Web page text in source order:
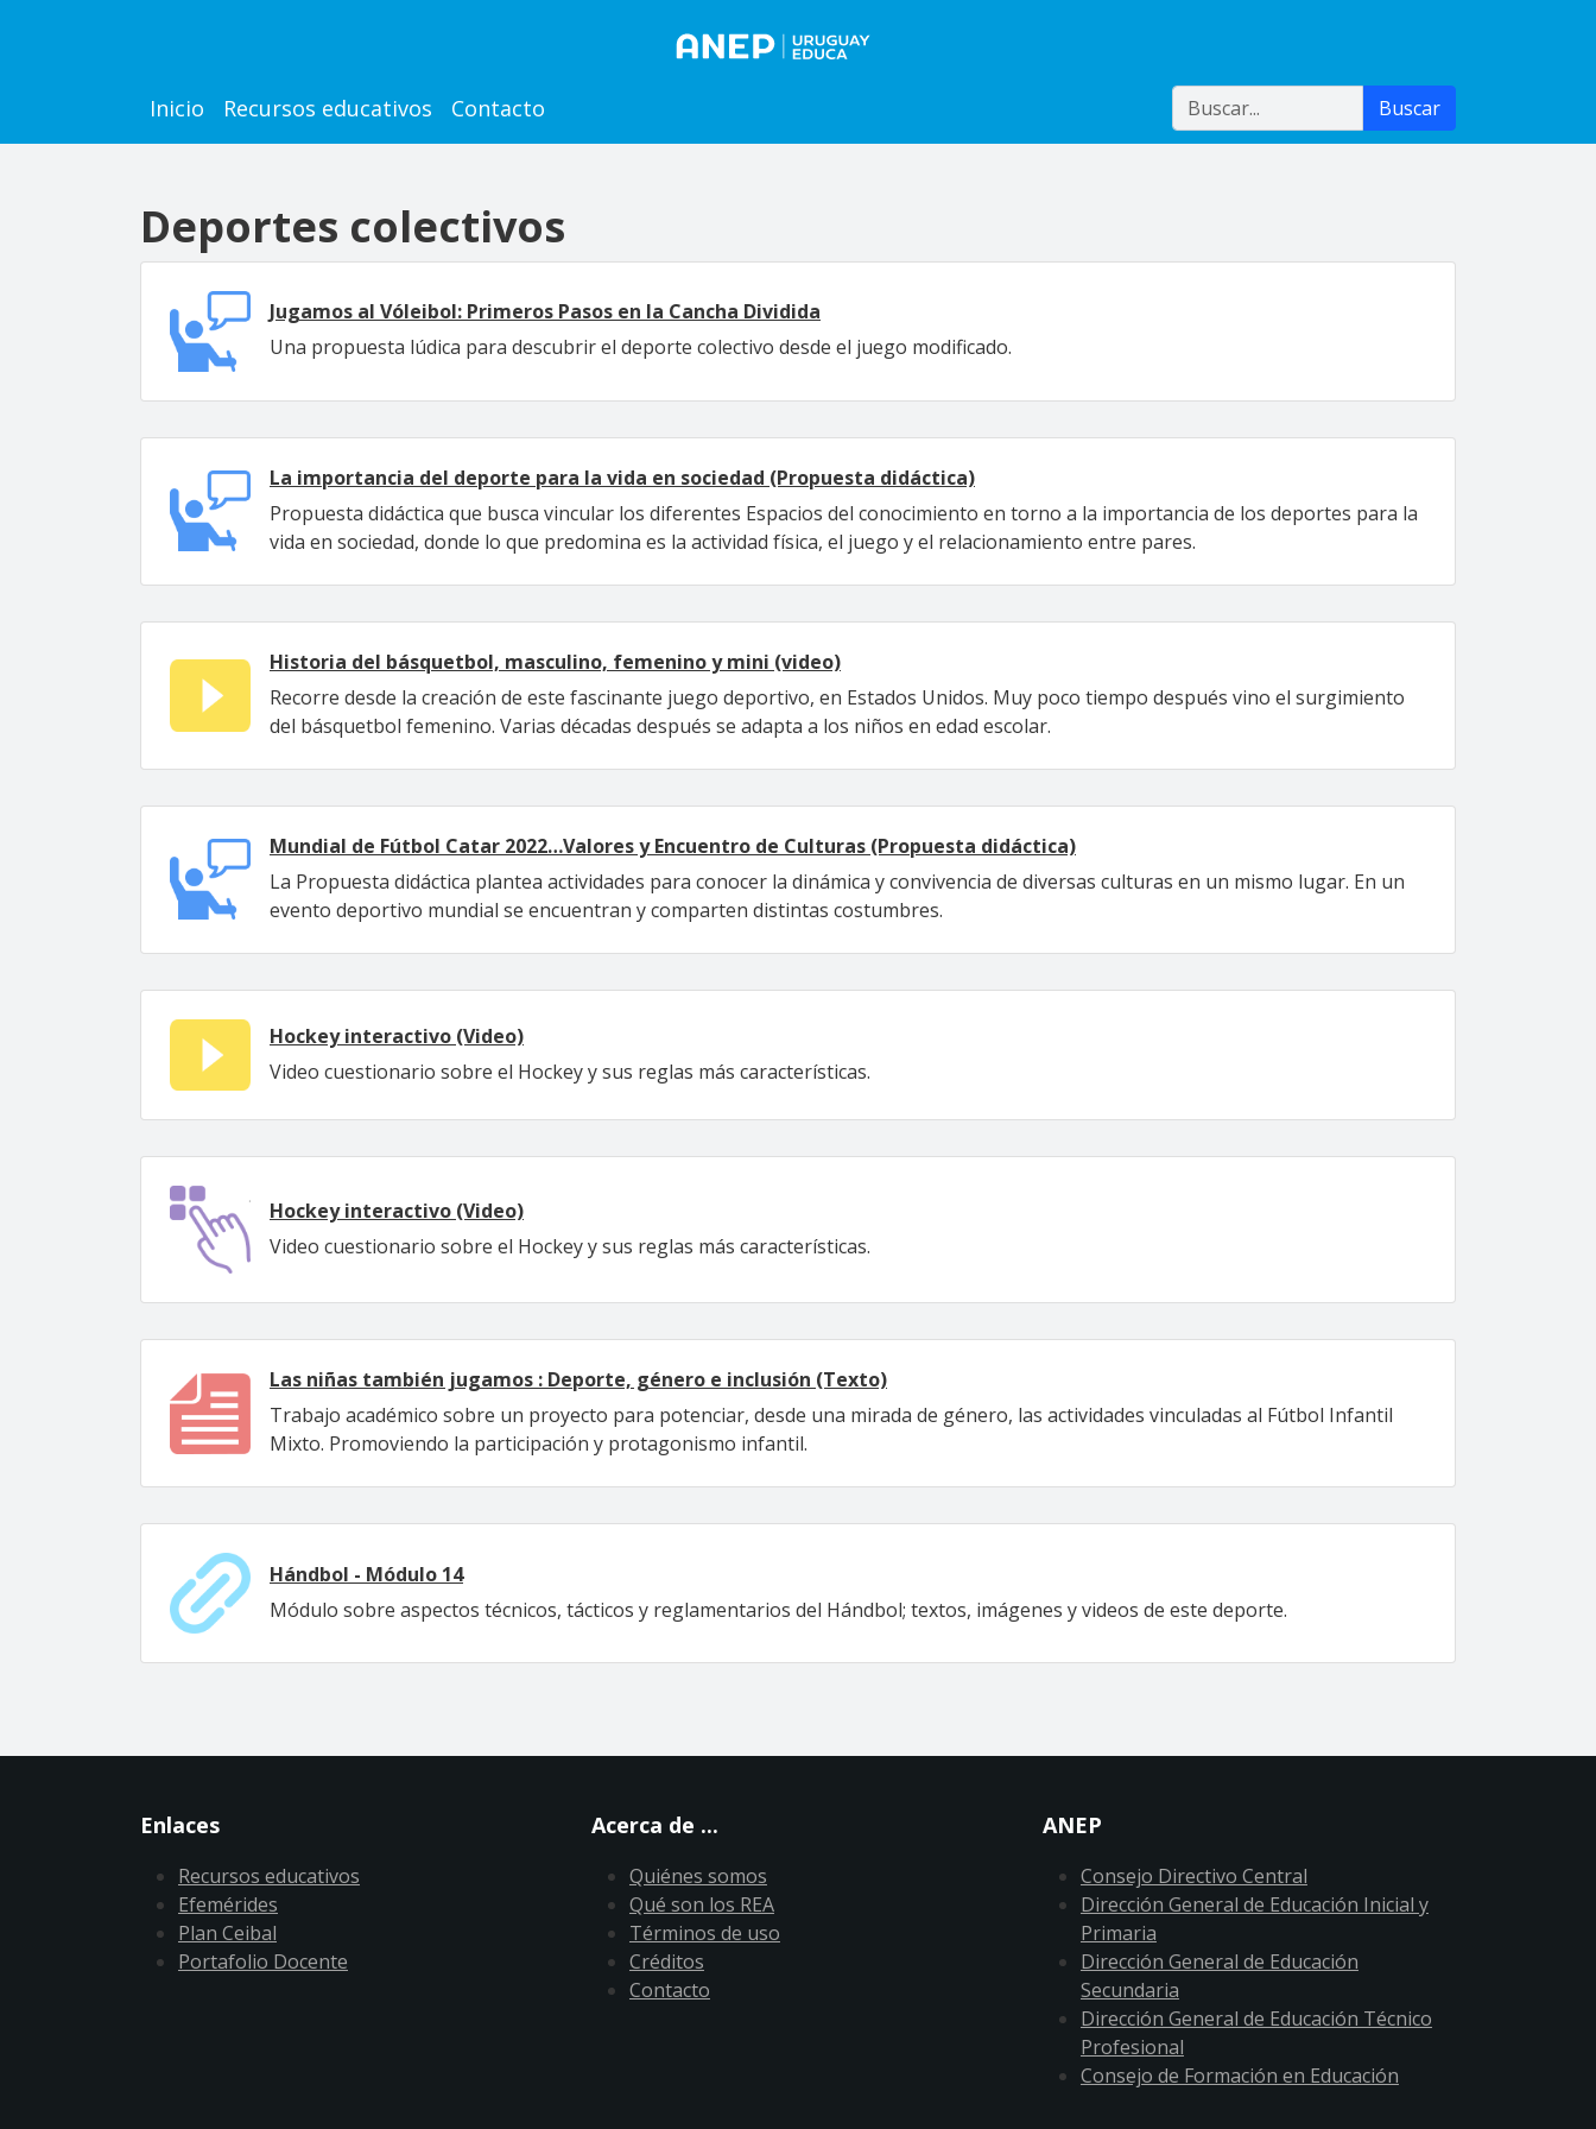
Main navigation
Inicio Recursos educativos Contacto Buscar Buscar
Deportes colectivos
Jugamos al Vóleibol: Primeros Pasos en la Cancha Dividida
Una propuesta lúdica para descubrir el deporte colectivo desde el juego modificado.
La importancia del deporte para la vida en sociedad (Propuesta didáctica)
Propuesta didáctica que busca vincular los diferentes Espacios del conocimiento en torno a la importancia de los deportes para la
vida en sociedad, donde lo que predomina es la actividad física, el juego y el relacionamiento entre pares.
Historia del básquetbol, masculino, femenino y mini (video)
Recorre desde la creación de este fascinante juego deportivo, en Estados Unidos. Muy poco tiempo después vino el surgimiento
del básquetbol femenino. Varias décadas después se adapta a los niños en edad escolar.
Mundial de Fútbol Catar 2022…Valores y Encuentro de Culturas (Propuesta didáctica)
La Propuesta didáctica plantea actividades para conocer la dinámica y convivencia de diversas culturas en un mismo lugar. En un
evento deportivo mundial se encuentran y comparten distintas costumbres.
Hockey interactivo (Video)
Video cuestionario sobre el Hockey y sus reglas más características.
Hockey interactivo (Video)
Video cuestionario sobre el Hockey y sus reglas más características.
Las niñas también jugamos : Deporte, género e inclusión (Texto)
Trabajo académico sobre un proyecto para potenciar, desde una mirada de género, las actividades vinculadas al Fútbol Infantil
Mixto. Promoviendo la participación y protagonismo infantil.
Hándbol - Módulo 14
Módulo sobre aspectos técnicos, tácticos y reglamentarios del Hándbol; textos, imágenes y videos de este deporte.
Enlaces
Recursos educativos
Efemérides
Plan Ceibal
Portafolio Docente
Acerca de ...
Quiénes somos
Qué son los REA
Términos de uso
Créditos
Contacto
ANEP
Consejo Directivo Central
Dirección General de Educación Inicial y
Primaria
Dirección General de Educación
Secundaria
Dirección General de Educación Técnico
Profesional
Consejo de Formación en Educación